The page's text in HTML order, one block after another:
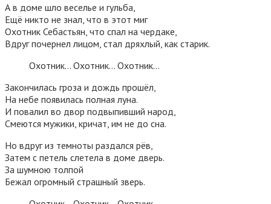
А в доме шло веселье и гульба,
Ещё никто не знал, что в этот миг
Охотник Себастьян, что спал на чердаке,
Вдруг почернел лицом, стал дряхлый, как старик.
Охотник… Охoтник… Охoтник…
Закончилась гроза и дождь прошёл,
На небе появилась полная луна.
И повалил во двор подвыпивший народ,
Смеются мужики, кричат, им не до сна.
Но вдруг из темноты раздался рёв,
Затем с петель слетела в доме дверь.
За шумною толпой
Бежал огромный страшный зверь.